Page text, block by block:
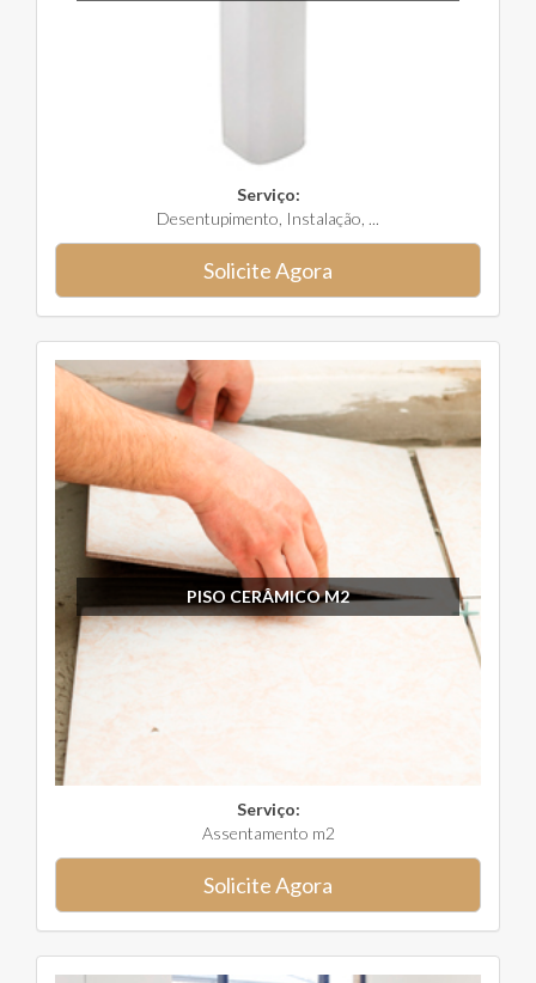
Serviço:
Desentupimento, Instalação, ...
Solicite Agora
PISO CERÂMICO M2
Serviço:
Assentamento m2
Solicite Agora